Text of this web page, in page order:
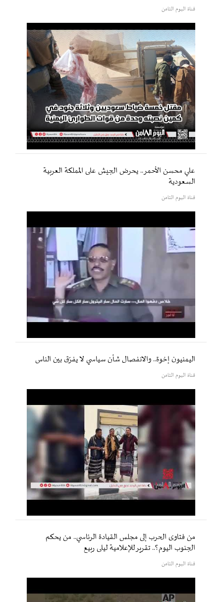
قناة اليوم الثامن
علي محسن الأحمر.. يحرض الجيش على المملكة العربية
السعودية
قناة اليوم الثامن
اليمنيون إخوة.. والانفصال شأن سياسي لا يفرّق بين الناس
قناة اليوم الثامن
من فتاوى الحرب إلى مجلس القيادة الرئاسي.. من يحكم
الجنوب اليوم؟.. تقرير للإعلامية ليلى ربيع
قناة اليوم الثامن